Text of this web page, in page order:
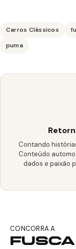
Carros Clássicos
puma
Contando
Conteúdo
dados e paixão
CONCORRA A